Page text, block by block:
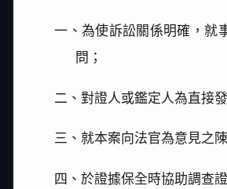
一、為使訴訟關係明確，就
問；
二、對證人或鑑定人為直接發
三、就本案向法官為意見之陳
四、於證據保全時協助調查